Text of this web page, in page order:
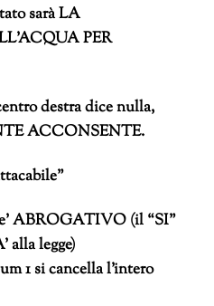
sarà LA
PER
destra dice nulla,
ACCONSENTE.
ABROGATIVO (il “SI”
alla legge)
1 si cancella l’intero